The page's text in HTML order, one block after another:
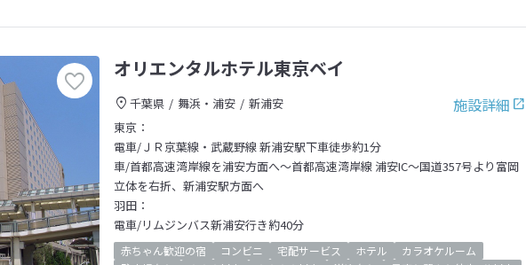
オリエンタルホテル東京ベイ
施設詳細
千葉県 舞浜・浦安
新浦安
東京：
電車/ＪＲ京葉線・武蔵野線 新浦安駅下車徒歩約1分
車/首都高速湾岸線を浦安方面へ～首都高速湾岸線 浦安IC～国道357号より富岡
立体を右折、新浦安駅方面へ
羽田：
電車/リムジンバス新浦安行き約40分
赤ちゃん歓迎の宿 コンビニ 宅配サービス ホテル
カラオケルーム